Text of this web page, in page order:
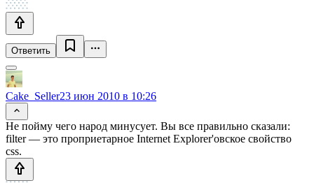
Ответить
Cake_Seller23 июн 2010 в 10:26
Не пойму чего народ минусует. Вы все правильно сказали:
filter — это проприетарное Internet Explorer'овское свойство
css.